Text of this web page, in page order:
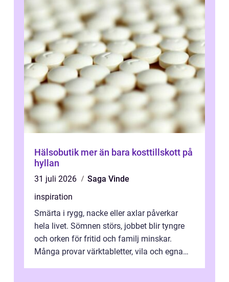
Hälsobutik mer än bara kosttillskott på
hyllan
31 juli 2026
Saga Vinde
inspiration
Smärta i rygg, nacke eller axlar påverkar
hela livet. Sömnen störs, jobbet blir tyngre
och orken för fritid och familj minskar.
Många provar värktabletter, vila och egna